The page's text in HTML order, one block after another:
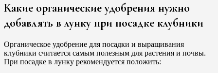
Какие органические удобрения нужно
добавлять в лунку при посадке клубники
Органическое удобрение для посадки и выращивания
клубники считается самым полезным для растения и почвы.
При посадке в лунку рекомендуется положить: